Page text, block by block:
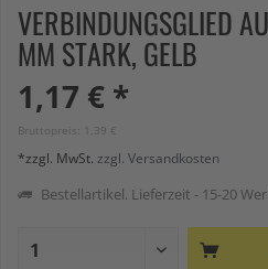
VERBINDUNGSGLIED
MM STARK, GELB
1,17 € *
Bruttopreis: 1,39 €
*zzgl. MwSt. zzgl. Versandkosten
Bestellartikel. Lieferzeit - 15-20